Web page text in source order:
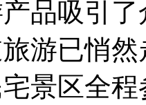
品吸引
游已悄
景区全